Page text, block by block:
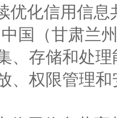
优化信用信
国（甘肃兰
、存储和处
、权限管理